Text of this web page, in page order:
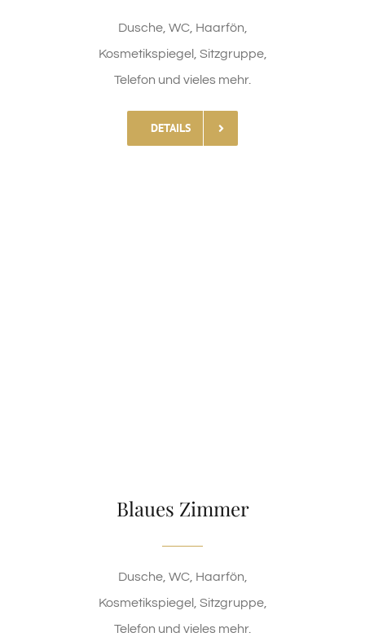
Dusche, WC, Haarfön,
Kosmetikspiegel, Sitzgruppe,
Telefon und vieles mehr.
DETAILS
Blaues Zimmer
Dusche, WC, Haarfön,
Kosmetikspiegel, Sitzgruppe,
Telefon und vieles mehr.